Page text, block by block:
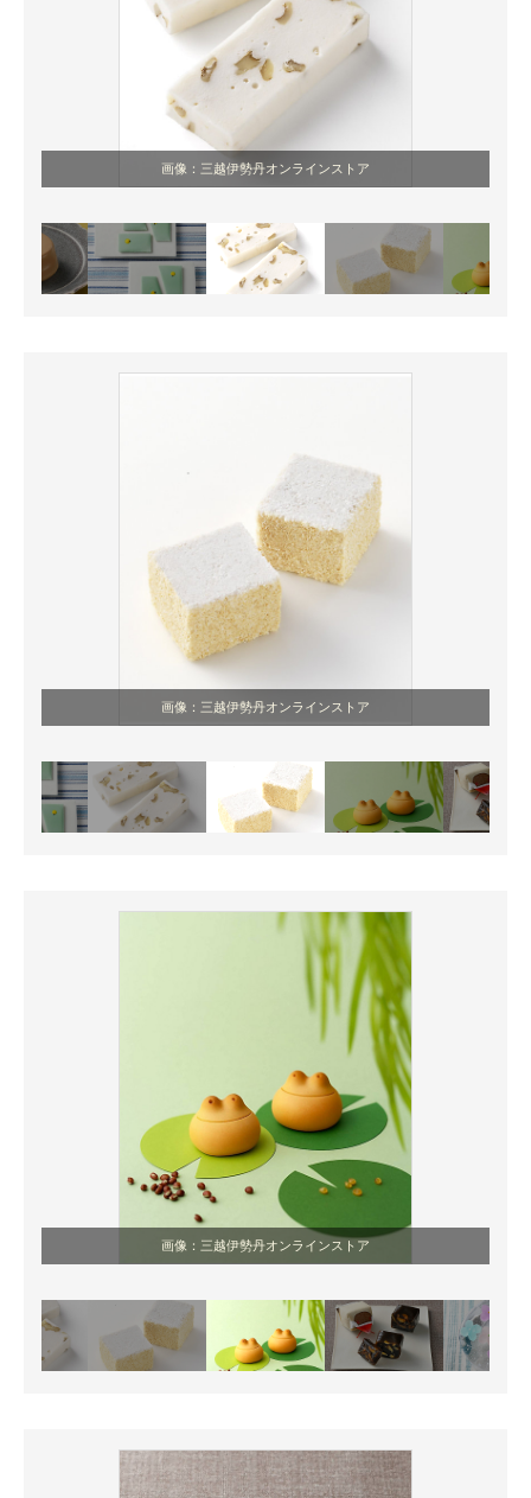
画像：三越伊勢丹オンラインストア
画像：三越伊勢丹オンラインストア
画像：三越伊勢丹オンラインストア